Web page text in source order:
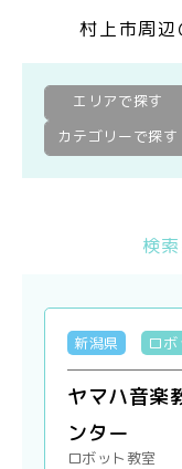
村上市周
エリアで探す
カテゴリーで探す
検
新潟県 ロ
ヤマハ音楽
ンター
ロボット教室